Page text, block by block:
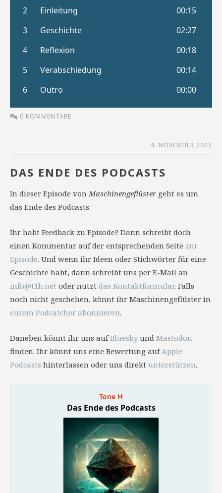
0 KOMMENTARE
4. NOVEMBER 2023
DAS ENDE DES PODCASTS
In dieser Episode vonMaschinengeflüster geht es um
das Ende des Podcasts.
Ihr habt Feedback zu Episode? Dann schreibt doch
einen Kommentar auf der entsprechenden Seite zur
Episode. Und wenn ihr Ideen oder Stichwörter für eine
Geschichte habt, dann schreibt uns per E-Mail an
info@t1h.net oder nutzt das Kontaktformular. Falls
noch nicht geschehen, könnt ihr Maschinengeflüster in
eurem Podcatcher abonnieren.
Daneben könnt ihr uns aufBlueskyund Mastodon
finden. Ihr könnt uns eine Bewertung aufApple
Podcasts hinterlassen oder uns direkt unterstützen.